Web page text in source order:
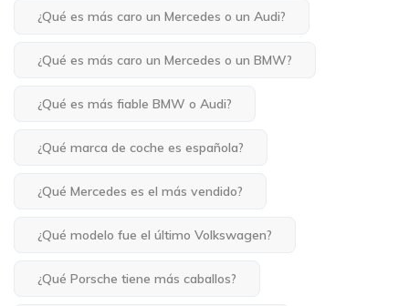
¿Qué es más caro un Mercedes o un Audi?
¿Qué es más caro un Mercedes o un BMW?
¿Qué es más fiable BMW o Audi?
¿Qué marca de coche es española?
¿Qué Mercedes es el más vendido?
¿Qué modelo fue el último Volkswagen?
¿Qué Porsche tiene más caballos?